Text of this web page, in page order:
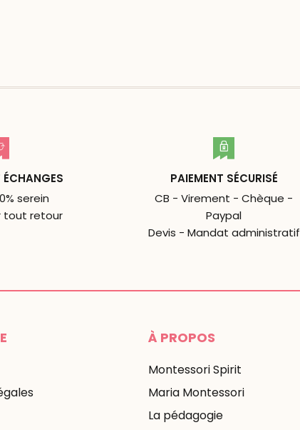
ÉCHANGES
serein
tout retour
PAIEMENT SÉCURISÉ
CB - Virement - Chèque -
Paypal
Devis - Mandat administratif
À PROPOS
Montessori Spirit
Maria Montessori
La pédagogie